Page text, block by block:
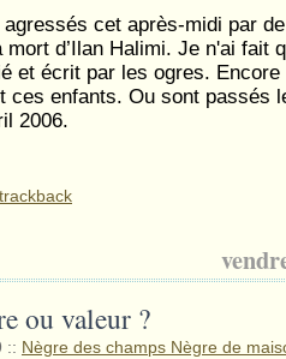
cet après-midi par
d’Ilan Halimi. Je n'ai fait
et écrit par les ogres.
ces enfants. Ou sont passés
2006.
ou valeur ?
:: Nègre des champs Nègre de